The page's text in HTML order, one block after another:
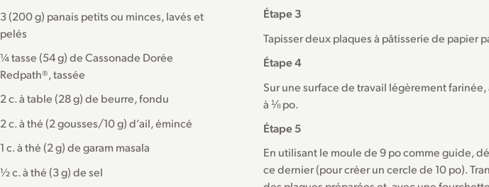
3 (200 g) panais petits ou minces, lavés et
pelés
¼ tasse (54 g) de Cassonade Dorée
Redpath®, tassée
2 c. à table (28 g) de beurre, fondu
2 c. à thé (2 gousses/10 g) d’ail, émincé
1 c. à thé (2 g) de garam masala
½ c. à thé (3 g) de sel
Étape 3
Tapisser deux plaques à pâtisserie de papier
Étape 4
Sur une surface de travail légèrement
à ⅛ po.
Étape 5
En utilisant le moule de 9 po comme guide,
ce dernier (pour créer un cercle de 10 po).